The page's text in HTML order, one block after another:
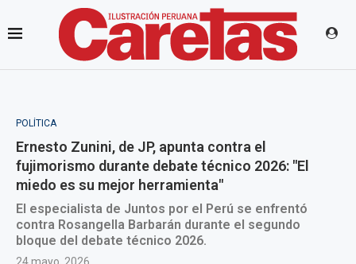
POLÍTICA
Ernesto Zunini, de JP, apunta contra el
fujimorismo durante debate técnico 2026: "El
miedo es su mejor herramienta"
El especialista de Juntos por el Perú se enfrentó
contra Rosangella Barbarán durante el segundo
bloque del debate técnico 2026.